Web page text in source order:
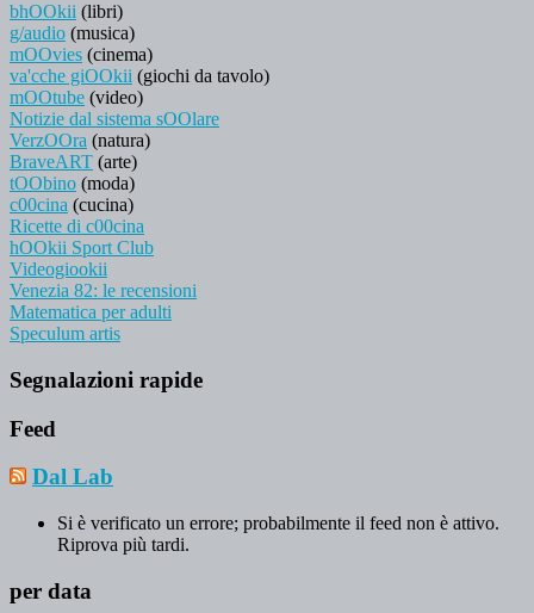
bhOOkii (libri)
g/audio (musica)
mOOvies (cinema)
va'cche giOOkii (giochi da tavolo)
mOOtube (video)
Notizie dal sistema sOOlare
VerzOOra (natura)
BraveART (arte)
tOObino (moda)
c00cina (cucina)
Ricette di c00cina
hOOkii Sport Club
Videogiookii
Venezia 82: le recensioni
Matematica per adulti
Speculum artis
Segnalazioni rapide
Feed
Dal Lab
Si è verificato un errore; probabilmente il feed non è attivo.
Riprova più tardi.
per data